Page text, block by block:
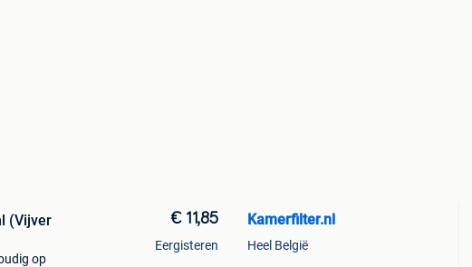
(Vijver
op
€ 11,85
Eergisteren
Kamerfilter.nl
Heel België